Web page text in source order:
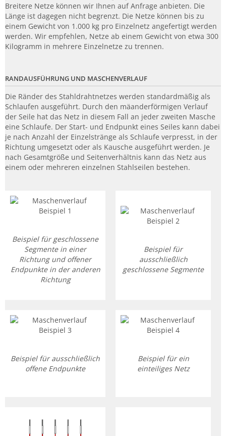
Breitere Netze können wir Ihnen auf Anfrage anbieten. Die
Länge ist dagegen nicht begrenzt. Die Netze können bis zu
einem Gewicht von 1.000 kg pro Einzelnetz angefertigt werden
werden. Wir empfehlen, Netze ab einem Gewicht von etwa 300
Kilogramm in mehrere Einzelnetze zu trennen.
RANDAUSFÜHRUNG UND MASCHENVERLAUF
Die Ränder des Stahldrahtnetzes werden standardmäßig als
Schlaufen ausgeführt. Durch den mäanderförmigen Verlauf
der Seile hat das Netz in diesem Fall an jeder zweiten Masche
eine Schlaufe. Der Start- und Endpunkt eines Seiles kann dabei
je nach Anzahl der Einzelstränge als Schlaufe verpresst, in der
Richtung umgesetzt oder als Kausche ausgeführt werden. Je
nach Gesamtgröße und Seitenverhältnis kann das Netz aus
einem oder mehreren einzelnen Stahlseilen bestehen.
Beispiel für geschlossene
Segmente in einer
Richtung und offener
Endpunkte in der anderen
Richtung
Beispiel für
ausschließlich
geschlossene Segmente
Beispiel für ausschließlich
offene Endpunkte
Beispiel für ein
einteiliges Netz